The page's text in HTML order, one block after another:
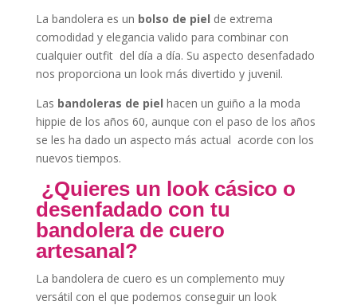
La bandolera es un bolso de piel de extrema
comodidad y elegancia valido para combinar con
cualquier outfit del día a día. Su aspecto desenfadado
nos proporciona un look más divertido y juvenil.
Las bandoleras de piel hacen un guiño a la moda
hippie de los años 60, aunque con el paso de los años
se les ha dado un aspecto más actual acorde con los
nuevos tiempos.
¿Quieres un look cásico o
desenfadado con tu
bandolera de cuero
artesanal?
La bandolera de cuero es un complemento muy
versátil con el que podemos conseguir un look